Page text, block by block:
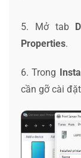
5. Mở tab
Properties.
6. Trong
cần gỡ cài